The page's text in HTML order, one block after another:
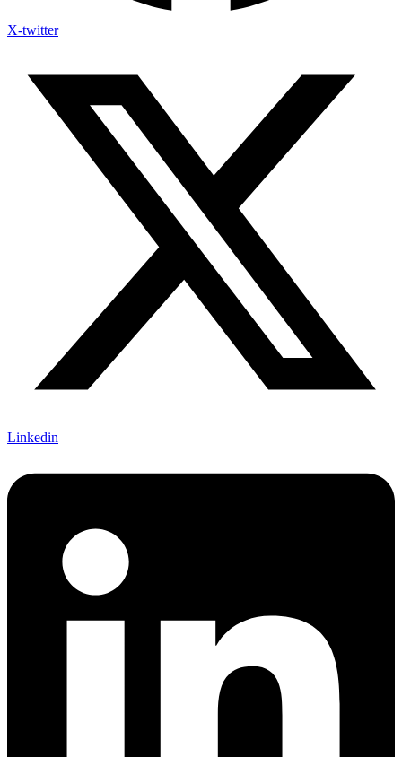
X-twitter
Linkedin